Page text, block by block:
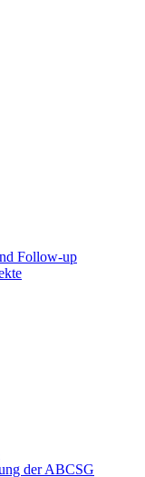
Follow-up
der ABCSG